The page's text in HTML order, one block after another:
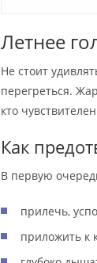
Летнее
Не стоит
перегреться.
кто
Как
В первую
прилечь,
приложить к